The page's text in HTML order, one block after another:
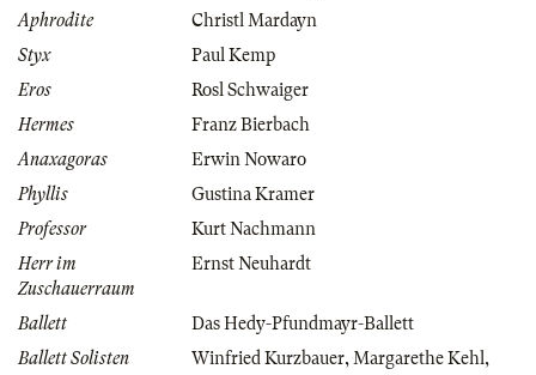
Aphrodite
Christl Mardayn
Styx
Paul Kemp
Eros
Rosl Schwaiger
Hermes
Franz Bierbach
Anaxagoras
Erwin Nowaro
Phyllis
Gustina Kramer
Professor
Kurt Nachmann
Herr im
Zuschauerraum
Ernst Neuhardt
Ballett
Das Hedy-Pfundmayr-Ballett
Ballett Solisten
Winfried Kurzbauer,Margarethe Kehl,